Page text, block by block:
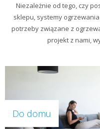
Niezależnie od tego, czy
sklepu, systemy
potrzeby związane z
projekt z nami,
Do domu